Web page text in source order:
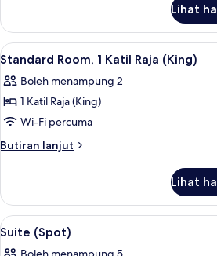
Katil
Bujang
(Single),
Pool
View
Twin
Room,
2
Bujang
(Single),
View
Lihat
Lihat
semua
foto
untuk
Standard
Room,
Raja
(King)
7
Standard Room, 1 Katil Raja (King)
Boleh menampung 2
1 Katil Raja (King)
Wi-Fi percuma
Butiran lanjut
Butiran
Room,
Katil
Lihat
Lihat
semua
Suite
13
Suite (Spot)